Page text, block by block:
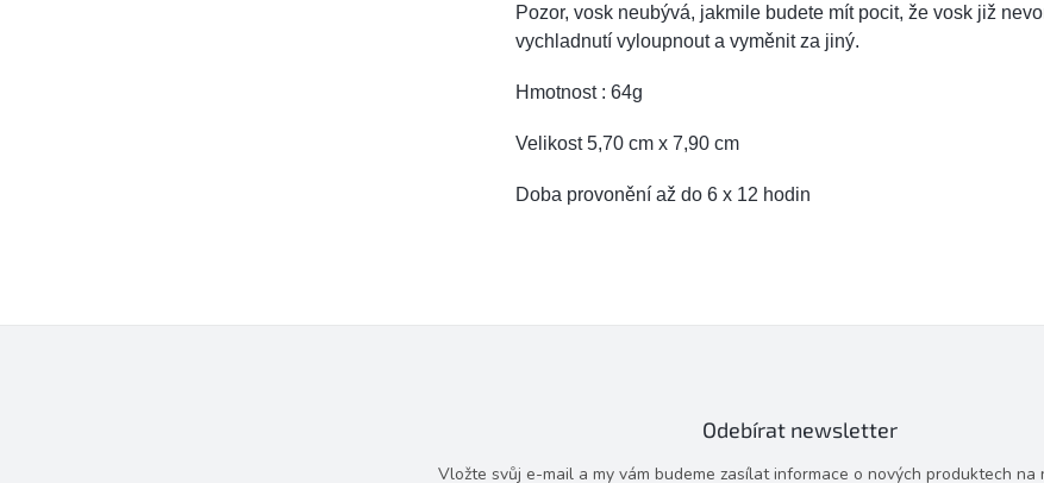
Pozor, vosk neubývá, jakmile budete mít pocit, že vosk již
vychladnutí vyloupnout a vyměnit za jiný.
Hmotnost : 64g
Velikost 5,70 cm x 7,90 cm
Doba provonění až do 6 x 12 hodin
Odebírat newsletter
Vložte svůj e-mail a my vám budeme zasílat informace o nových produktech na